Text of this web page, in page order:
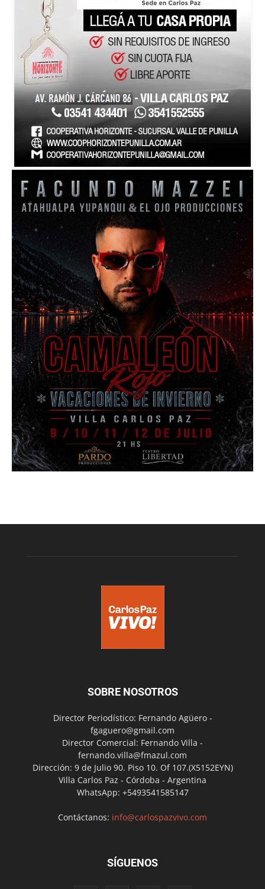
SOBRE NOSOTROS
Director Periodístico: Fernando Agüero -
fgaguero@gmail.com
Director Comercial: Fernando Villa -
fernando.villa@fmazul.com
Dirección: 9 de Julio 90. Piso 10. Of 107.(X5152EYN)
Villa Carlos Paz - Córdoba - Argentina
WhatsApp: +5493541585147
Contáctanos: info@carlospazvivo.com
SÍGUENOS